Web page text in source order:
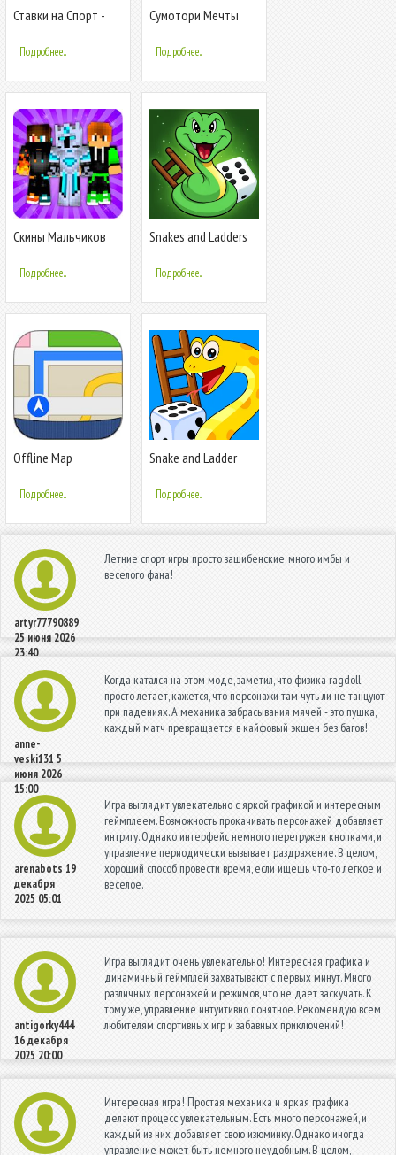
Ставки на Спорт -
Подробнее...
Сумотори Мечты
Подробнее...
Скины Мальчиков
Подробнее...
Snakes and Ladders
Подробнее...
Offline Map
Подробнее...
Snake and Ladder
Подробнее...
artyr77790889
25 июня 2026
23:40
Летние спорт игры просто зашибенские, много имбы и
веселого фана!
anne-
veski131 5
июня 2026
15:00
Когда катался на этом моде, заметил, что физика ragdoll
просто летает, кажется, что персонажи там чуть ли не танцуют
при падениях. А механика забрасывания мячей - это пушка,
каждый матч превращается в кайфовый экшен без багов!
arenabots 19
декабря
2025 05:01
Игра выглядит увлекательно с яркой графикой и интересным
геймплеем. Возможность прокачивать персонажей добавляет
интригу. Однако интерфейс немного перегружен кнопками, и
управление периодически вызывает раздражение. В целом,
хороший способ провести время, если ищешь что-то легкое и
веселое.
antigorky444
16 декабря
2025 20:00
Игра выглядит очень увлекательно! Интересная графика и
динамичный геймплей захватывают с первых минут. Много
различных персонажей и режимов, что не даёт заскучать. К
тому же, управление интуитивно понятное. Рекомендую всем
любителям спортивных игр и забавных приключений!
Интересная игра! Простая механика и яркая графика
делают процесс увлекательным. Есть много персонажей, и
каждый из них добавляет свою изюминку. Однако иногда
управление может быть немного неудобным. В целом,